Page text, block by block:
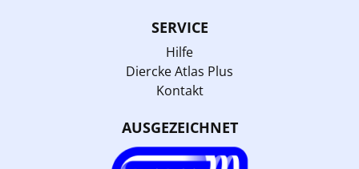
SERVICE
Hilfe
Diercke Atlas Plus
Kontakt
AUSGEZEICHNET